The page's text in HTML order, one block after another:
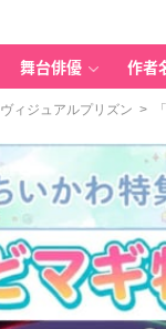
舞台俳優 作者
ヴィジュアルプリズン >